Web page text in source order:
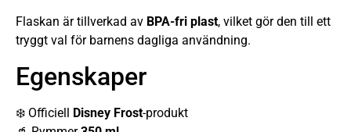
Flaskan är tillverkad av BPA-fri plast, vilket gör den till ett
tryggt val för barnens dagliga användning.
Egenskaper
❄️ Officiell Disney Frost-produkt